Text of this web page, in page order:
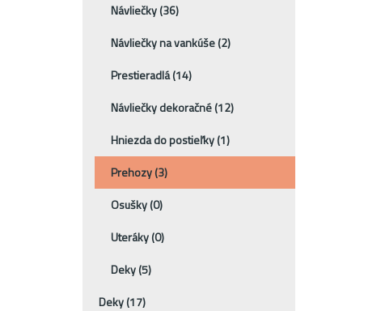
Návliečky(36)
Návliečky na vankúše(2)
Prestieradlá(14)
Návliečky dekoračné(12)
Hniezda do postieľky(1)
Prehozy(3)
Osušky(0)
Uteráky(0)
Deky(5)
Deky(17)